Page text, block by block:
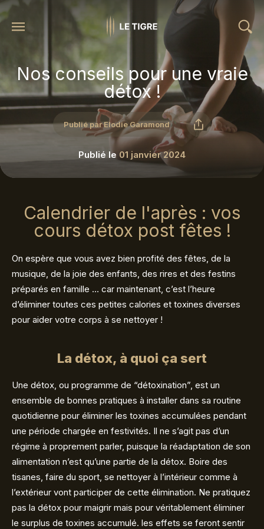
Nos conseils pour une vraie
détox !
Publié par Elodie Garamond
Publié le 01 janvier 2024
Calendrier de l'après : vos
cours détox post fêtes !
On espère que vous avez bien profité des fêtes, de la
musique, de la joie des enfants, des rires et des festins
préparés en famille … car maintenant, c’est l’heure
d’éliminer toutes ces petites calories et toxines diverses
pour aider votre corps à se nettoyer !
La détox, à quoi ça sert
Une détox, ou programme de “détoxination”, est un
ensemble de bonnes pratiques à installer dans sa routine
quotidienne pour éliminer les toxines accumulées pendant
une période chargée en festivités. Il ne s’agit pas d’un
régime à proprement parler, puisque la réadaptation de son
alimentation n’est qu’une partie de la détox. Boire des
tisanes, faire du sport, se nettoyer à l’intérieur comme à
l’extérieur vont participer de cette élimination. Ne pratiquez
pas la détox pour maigrir mais pour véritablement éliminer
le surplus de toxines accumulé. les effets se feront sentir